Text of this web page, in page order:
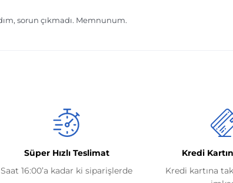
Süper Hızlı Teslimat
Saat 16:00’a kadar ki siparişlerde
Kredi
Kredi kartına